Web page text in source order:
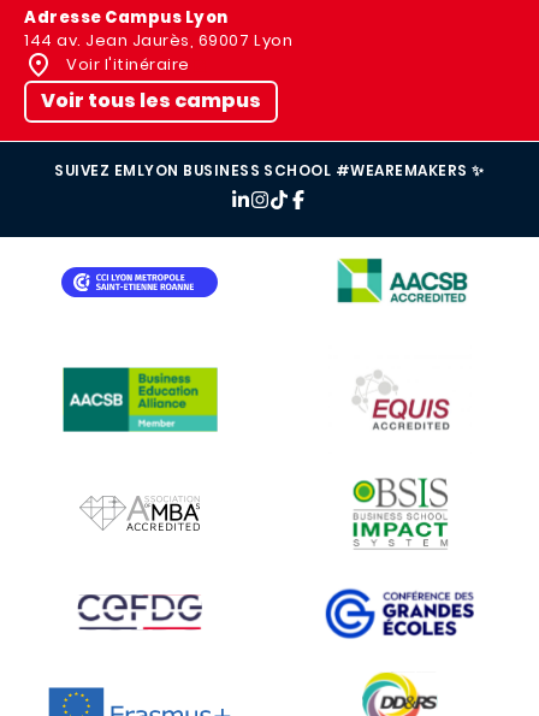
Adresse Campus Lyon
144 av. Jean Jaurès, 69007 Lyon
Voir l'itinéraire
Voir tous les campus
SUIVEZ EMLYON BUSINESS SCHOOL #WEAREMAKERS ✨
IMAGE
IMAGE
IMAGE
IMAGE
IMAGE IMAGE